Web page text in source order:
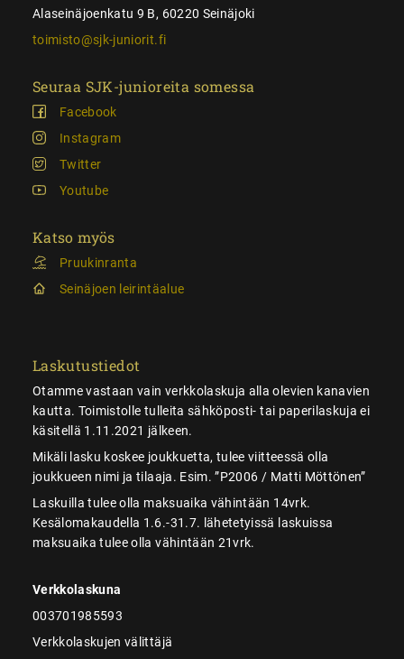
Alaseinäjoenkatu 9 B, 60220 Seinäjoki
toimisto@sjk-juniorit.fi
Seuraa SJK-junioreita somessa
Facebook
Instagram
Twitter
Youtube
Katso myös
Pruukinranta
Seinäjoen leirintäalue
Laskutustiedot
Otamme vastaan vain verkkolaskuja alla olevien kanavien
kautta. Toimistolle tulleita sähköposti- tai paperilaskuja ei
käsitellä 1.11.2021 jälkeen.
Mikäli lasku koskee joukkuetta, tulee viitteessä olla
joukkueen nimi ja tilaaja. Esim. ”P2006 / Matti Möttönen”
Laskuilla tulee olla maksuaika vähintään 14vrk.
Kesälomakaudella 1.6.-31.7. lähetetyissä laskuissa
maksuaika tulee olla vähintään 21vrk.
Verkkolaskuna
003701985593
Verkkolaskujen välittäjä